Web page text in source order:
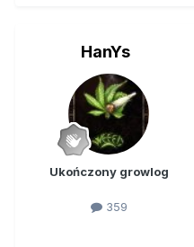
HanYs
Ukończony growlog
359